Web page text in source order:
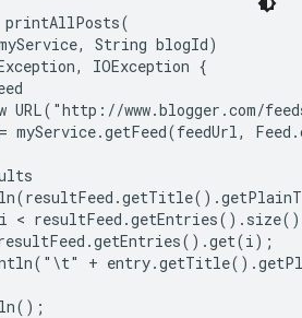
String blogId)
IOException {
URL("http://www.blogger.com/
myService.getFeed(feedUrl,
<
+